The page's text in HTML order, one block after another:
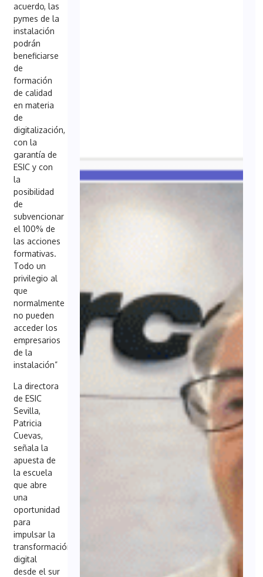
acuerdo, las
pymes de la
instalación
podrán
beneficiarse
de
formación
de calidad
en materia
de
digitalización,
con la
garantía de
ESIC y con
la
posibilidad
de
subvencionar
el 100% de
las acciones
formativas.
Todo un
privilegio al
que
normalmente
no pueden
acceder los
empresarios
de la
instalación”
La directora
de ESIC
Sevilla,
Patricia
Cuevas,
señala la
apuesta de
la escuela
que abre
una
oportunidad
para
impulsar la
transformación
digital
desde el sur